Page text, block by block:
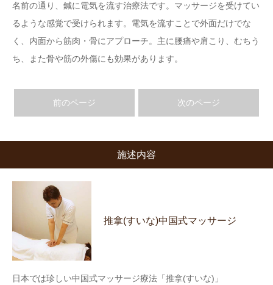
名前の通り、鍼に電気を流す治療法です。マッサージを受けてい
るような感覚で受けられます。電気を流すことで外面だけでな
く、内面から筋肉・骨にアプローチ。主に腰痛や肩こり、むちう
ち、また骨や筋の外傷にも効果があります。
前のページ 次のページ
施述内容
推拿(すいな)中国式マッサージ
日本では珍しい中国式マッサージ療法「推拿(すいな)」
患者様の声
お問合せ・予約
アクセス